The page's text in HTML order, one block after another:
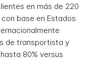
en más de 220
base en Estados
de transportista y
80% versus